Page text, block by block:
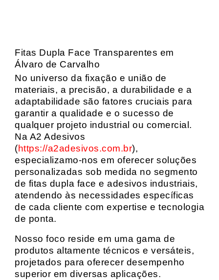
Fitas Dupla Face Transparentes em
Álvaro de Carvalho
No universo da fixação e união de
materiais, a precisão, a durabilidade e a
adaptabilidade são fatores cruciais para
garantir a qualidade e o sucesso de
qualquer projeto industrial ou comercial.
Na A2 Adesivos
(https://a2adesivos.com.br),
especializamo-nos em oferecer soluções
personalizadas sob medida no segmento
de fitas dupla face e adesivos industriais,
atendendo às necessidades específicas
de cada cliente com expertise e tecnologia
de ponta.
Nosso foco reside em uma gama de
produtos altamente técnicos e versáteis,
projetados para oferecer desempenho
superior em diversas aplicações.